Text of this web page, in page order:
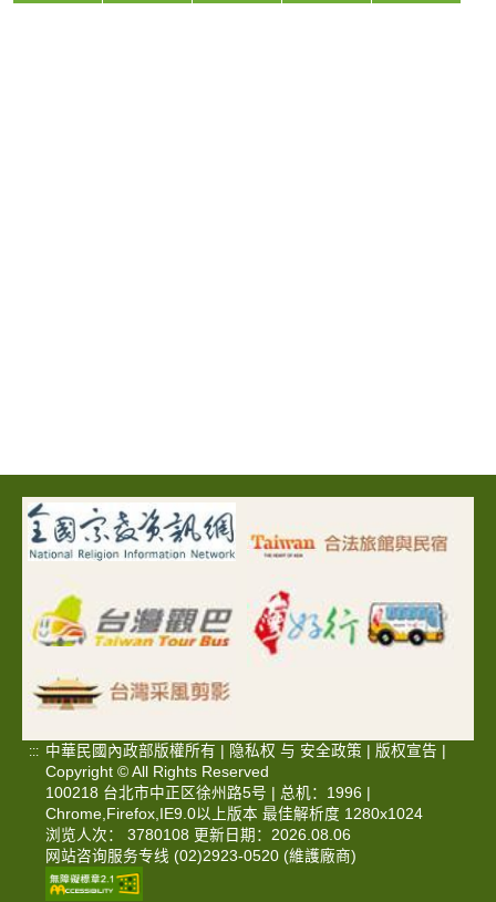
::: 中華民國內政部版權所有 | 隐私权 与 安全政策 版权宣告
Copyright © All Rights Reserved
100218 台北市中正区徐州路5号 | 总机：1996 |
Chrome,Firefox,IE9.0以上版本 最佳解析度 1280x1024
浏览人次： 3780108 更新日期：2026.08.06
网站咨询服务专线 (02)2923-0520 (維護廠商)